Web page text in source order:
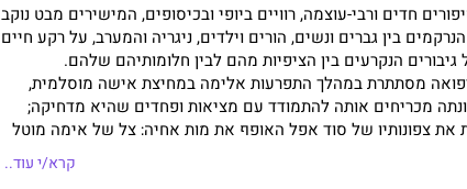
חדים ורבי-עוצמה, רוויים ביופי ובכיסופים, המישירים מבט נוקב
בין גברים ונשים, הורים וילדים, ניגריה והמערב, על רקע חיים
גיבורים הנקרעים בין הציפיות מהם לבין חלומותיהם שלהם.
מסתתרת במהלך התפרעות אלימה במחיצת אישה מוסלמית,
מכריחים אותה להתמודד עם מציאות ופחדים שהיא מדחיקה;
צפונותיו של סוד אפל האופף את מות אחיה; צל של אֵימה מוטל
כשנודע לה שבעלה השוהה בלאגוס שיכן את המאהבת שלו בביתם;
אופפת נערה ניגרית העוקרת לאמריקה הזרה מנשֹוא ודוחפת אותה
קרא/י עוד..